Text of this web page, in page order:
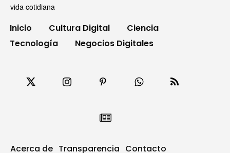
vida cotidiana
Inicio Cultura Digital
Ciencia
Tecnología
Negocios Digitales
Acerca de Transparencia Contacto